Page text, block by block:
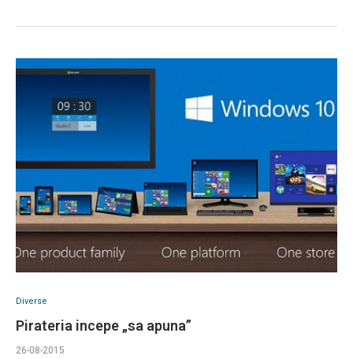
Diverse
Pirateria incepe „sa apuna”
26-08-2015